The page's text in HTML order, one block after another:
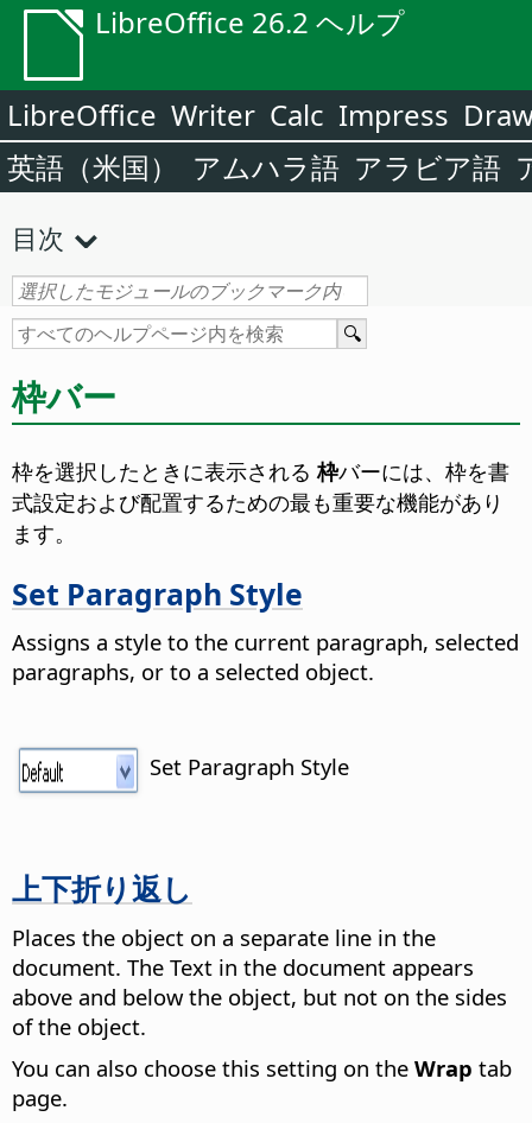
LibreOffice 26.2 ヘルプ
LibreOffice Writer Calc Impress
英語（米国）
アムハラ語 アラビア語
目次
枠バー
枠を選択したときに表示される枠バーには、枠を書
式設定および配置するための最も重要な機能があり
ます。
Set Paragraph Style
Assigns a style to the current paragraph, selected
paragraphs, or to a selected object.
Set Paragraph Style
上下折り返し
Places the object on a separate line in the
document. The Text in the document appears
above and below the object, but not on the sides
of the object.
You can also choose this setting on the Wrap tab
page.